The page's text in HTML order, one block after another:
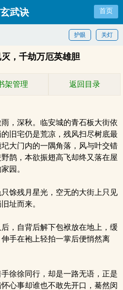
玄武诀 首页
关灯
护眼
，千劫万厄英雄胆
架管理 返回目录
，深秋。临安城的青石板大街依
旧宅仍是荒凉，残风扫尽树底最
大门内的一隅角落，风与叶交错
鹊，本欲振翅高飞却终又落在屋
园。
馀残月星光，空无的大街上只见
址而来。
，自背后解下包袱放在地上，缓
手在袍上轻拍一掌后便悄然离
徐徐同行，却是一路无语，正是
心事却谁也不敢先开口，驀然闵